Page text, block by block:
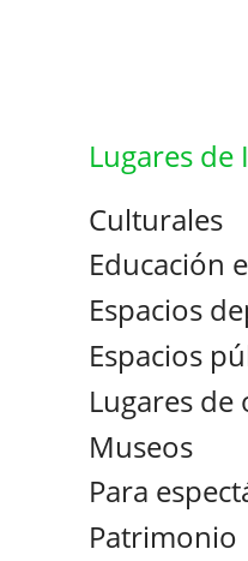
Lugares de
Culturales
Educación
Espacios
Espacios
Lugares de
Museos
Para
Patrimonio